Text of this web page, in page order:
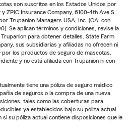
son suscritos en los Estados Unidos por
ZPIC Insurance Company, 6100-4th Ave S,
Trupanion Managers USA, Inc. (CA: con
Se aplican términos y condiciones, revise la
para obtener detalles. State Farm
sus subsidiarias y afiliadas no ofrecen ni
los productos de seguro de mascotas.
y no está afiliada con Trupanion ni con
tiene una póliza de seguro médico
de seguros o la compra de una nueva
tales como las coberturas para
ya establecidos bajo su póliza actual.
su póliza actual contiene disposiciones que le